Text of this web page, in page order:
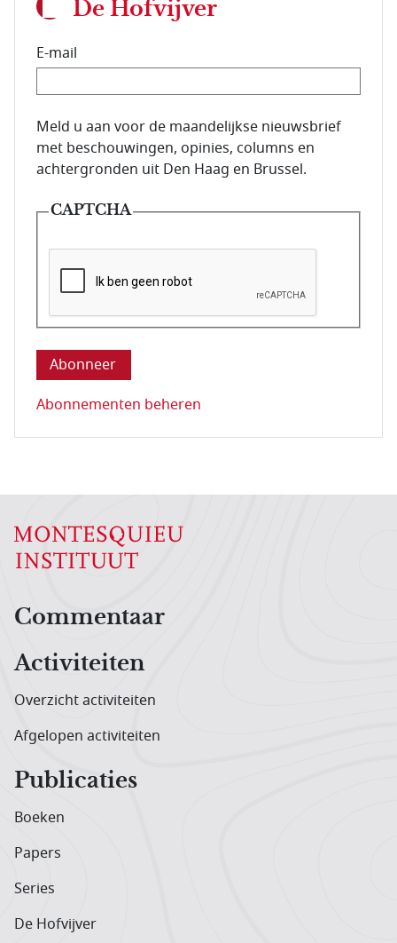
De Hofvijver
E-mail
E-mailadres van de abonnee.
Meld u aan voor de maandelijkse nieuwsbrief
met beschouwingen, opinies, columns en
achtergronden uit Den Haag en Brussel.
CAPTCHA
Deze vraag is om te controleren dat u een mens
Abonnementen beheren
Hoofdnavigatiemenu
Commentaar
Activiteiten
Overzicht activiteiten
Afgelopen activiteiten
Publicaties
Boeken
Papers
Series
De Hofvijver